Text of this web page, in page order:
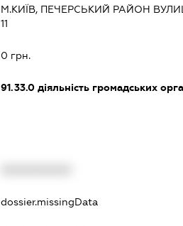
М.КИЇВ, ПЕЧЕРСЬКИЙ РАЙОН
11
0 грн.
91.33.0діяльність громадських
dossier.missingData